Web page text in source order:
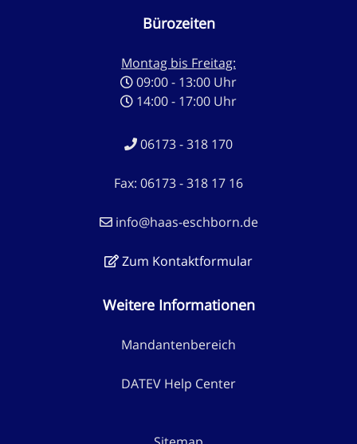
Bürozeiten
Montag bis Freitag:
09:00 - 13:00 Uhr
14:00 - 17:00 Uhr
06173 - 318 170
Fax: 06173 - 318 17 16
info@haas-eschborn.de
Zum Kontaktformular
Weitere Informationen
Mandantenbereich
DATEV Help Center